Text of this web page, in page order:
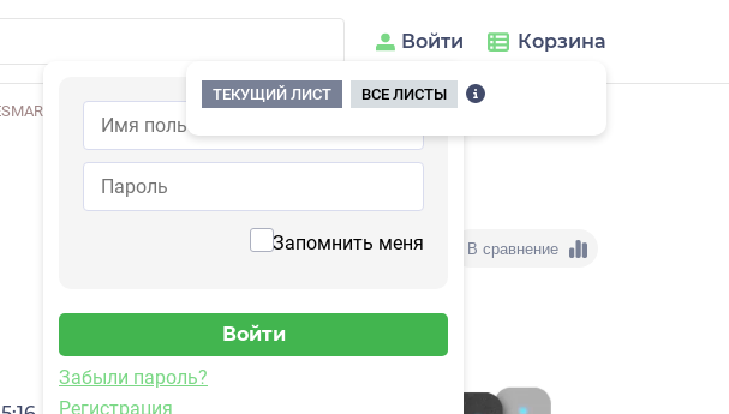
Войти
Запомнить меня
Забыли пароль?
Регистрация
Корзина
ТЕКУЩИЙ ЛИСТ
ВСЕ ЛИСТЫ
Reader BLE
В сравнение